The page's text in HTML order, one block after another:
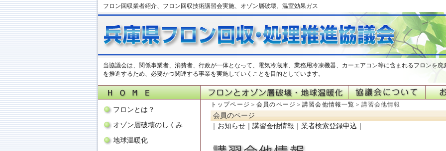
フロン回収業者紹介、フロン回収技術講習会実施、オゾン層破壊、温室効果ガス
当協議会は、関係事業者、消費者、行政が一体となって、電気冷蔵庫、業務用冷凍機器、カーエアコン等に含まれるフロンを
を推進するため、必要かつ関連する事業を実施していくことを目的としています。
フロンとは？
オゾン層破壊のしくみ
地球温暖化
トップページ ＞会員のページ ＞講習会他情報一覧 ＞講習会他情報
会員のページ
｜ お知らせ ｜ 講習会他情報 ｜ 業者検索登録申込 ｜